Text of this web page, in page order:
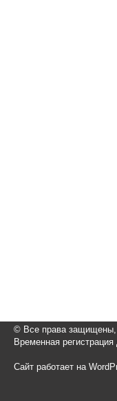
© Все права защищены,
Временная
Сайт работает на